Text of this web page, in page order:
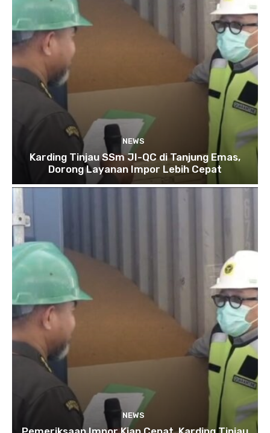
NEWS
Karding Tinjau SSm JI-QC di Tanjung Emas,
Dorong Layanan Impor Lebih Cepat
NEWS